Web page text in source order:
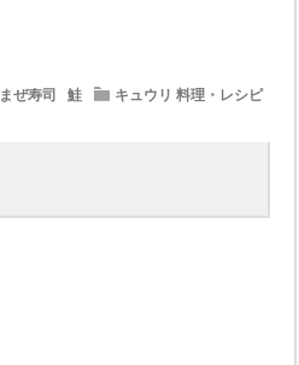
まぜ寿司 鮭 キュウリ 料理・レシピ